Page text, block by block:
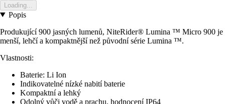
Loading...
Popis
Produkující 900 jasných lumenů, NiteRider® Lumina ™ Micro 900 je
menší, lehčí a kompaktnější než původní série Lumina ™.
Vlastnosti:
Baterie: Li Ion
Indikovatelné nízké nabití baterie
Kompaktní a lehký
Odolný vůči vodě a prachu, hodnocení IP64